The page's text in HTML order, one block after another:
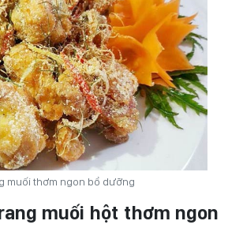
muối thơm ngon bổ dưỡng
muối hột thơm ngon